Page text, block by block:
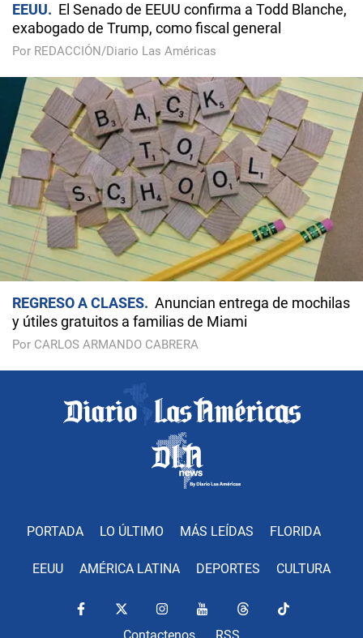
EEUU
El Senado de EEUU confirma a Todd Blanche,
exabogado de Trump, como fiscal general
Por REDACCIÓN/Diario Las Américas
REGRESO A CLASES
Anuncian entrega de mochilas
y útiles gratuitos a familias de Miami
Por CARLOS ARMANDO CABRERA
PORTADA LO ÚLTIMO MÁS LEÍDAS FLORIDA
EEUU AMÉRICA LATINA DEPORTES CULTURA